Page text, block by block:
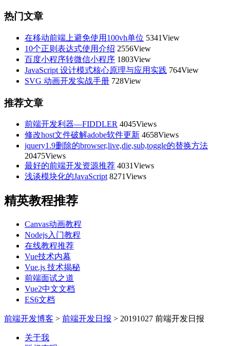
热门文章
在移动前端上避免使用100vh单位 5341View
10个正则表达式使用介绍 2556View
百度小程序转微信小程序 1803View
JavaScript 设计模式核心原理与应用实践 764View
SVG 动画开发实战手册 728View
推荐文章
前端开发利器—FIDDLER 4045Views
修改host文件破解adobe软件更新 4658Views
jquery1.9删除的browser,live,die,sub,toggle的替换方法
20475Views
最好的前端开发资源推荐 4031Views
浅谈模块化的JavaScript 8271Views
精英教程推荐
Canvas动画教程
Nodejs入门教程
在线教程推荐
Vue技术内幕
Vue.js 技术揭秘
前端面试之道
Vue2中文文档
ES6文档
前端开发博客 > 前端开发日报 > 20191027 前端开发日报
关于我